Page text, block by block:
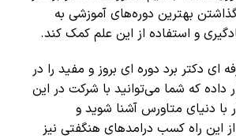
بهترین دوره‌های آموزشی به
و استفاده از این علم کمک کند.
ای دکتر برد دوره‌ ای بروز و مفید را در
داده که شما می‌توانید با شرکت در این
با دنیای متاورس آشنا شوید و
این راه کسب درامدهای هنگفتی نیز